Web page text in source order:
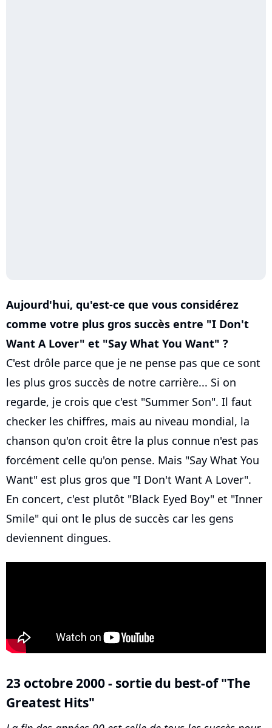
Aujourd'hui, qu'est-ce que vous considérez
comme votre plus gros succès entre "I Don't
Want A Lover" et "Say What You Want" ?
C'est drôle parce que je ne pense pas que ce sont
les plus gros succès de notre carrière... Si on
regarde, je crois que c'est "Summer Son". Il faut
checker les chiffres, mais au niveau mondial, la
chanson qu'on croit être la plus connue n'est pas
forcément celle qu'on pense. Mais "Say What You
Want" est plus gros que "I Don't Want A Lover".
En concert, c'est plutôt "Black Eyed Boy" et "Inner
Smile" qui ont le plus de succès car les gens
deviennent dingues.
23 octobre 2000 - sortie du best-of "The
Greatest Hits"